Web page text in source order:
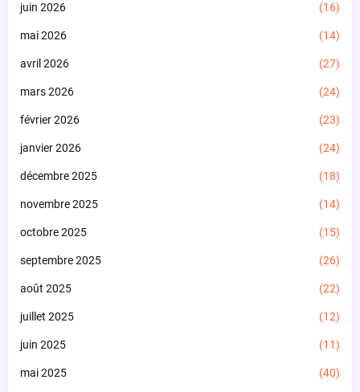
juin 2026 (16)
mai 2026 (14)
avril 2026 (27)
mars 2026 (24)
février 2026 (23)
janvier 2026 (24)
décembre 2025 (18)
novembre 2025 (14)
octobre 2025 (15)
septembre 2025 (26)
août 2025 (22)
juillet 2025 (12)
juin 2025 (11)
mai 2025 (40)